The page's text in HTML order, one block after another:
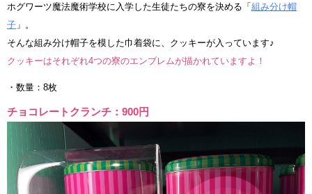
ホグワーツ魔法魔術学校に入学した生徒たちの寮を決める「 組み分け帽
子 」。
そんな組み分け帽子を模した巾着袋に、クッキーが入っています♪
クッキーはそれぞれ4つの寮のエンブレムが描かれていますよ！
・数量：8枚
チョコレートクランチ：900円